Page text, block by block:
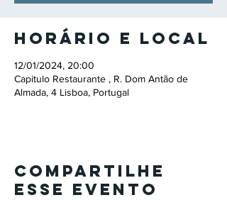
Horário e local
12/01/2024, 20:00
Capitulo Restaurante , R. Dom Antão de
Almada, 4 Lisboa, Portugal
Compartilhe
esse evento